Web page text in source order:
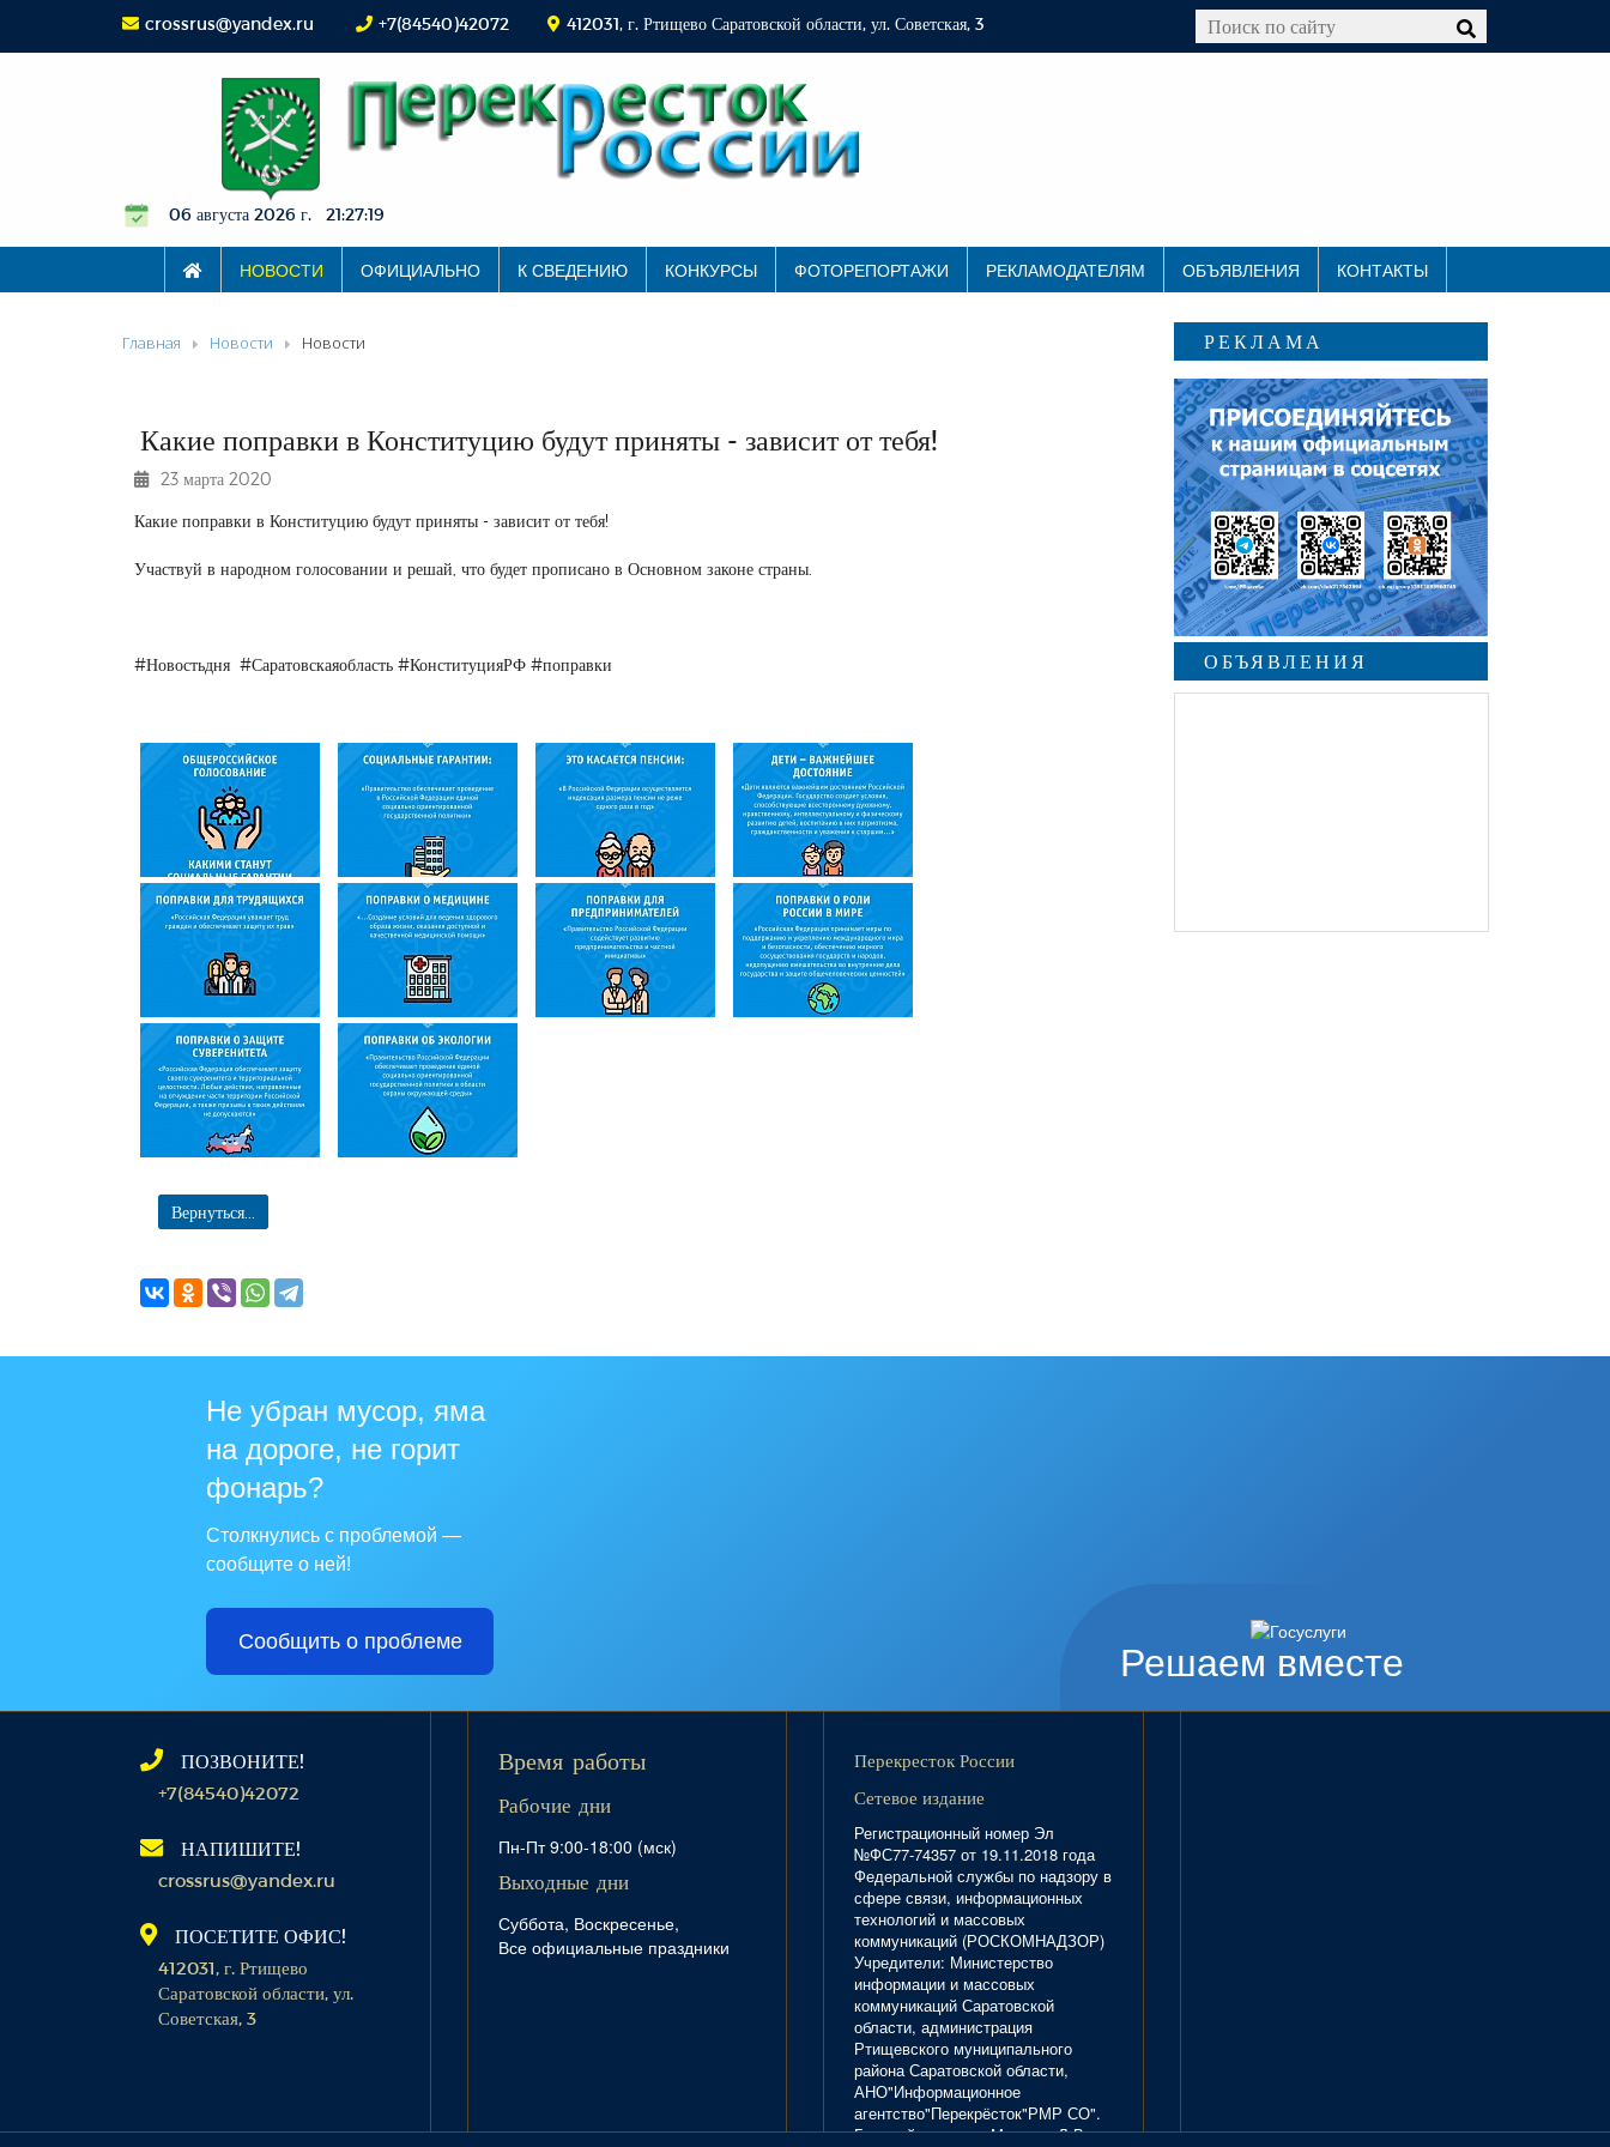
crossrus@yandex.ru +7(84540)42072 412031, г. Ртищево Саратовской области, ул. Советская, 3
06 августа 2026 г. 21:27:19
НОВОСТИ ОФИЦИАЛЬНО К СВЕДЕНИЮ КОНКУРСЫ ФОТОРЕПОРТАЖИ РЕКЛАМОДАТЕЛЯМ ОБЪЯВЛЕНИЯ КОНТАКТЫ
Главная Новости Новости
Какие поправки в Конституцию будут приняты - зависит от тебя!
23 марта 2020
Какие поправки в Конституцию будут приняты - зависит от тебя!
Участвуй в народном голосовании и решай, что будет прописано в Основном законе страны.
#Новостьдня #Саратовскаяобласть #КонституцияРФ #поправки
Вернуться...
РЕКЛАМА
ОБЪЯВЛЕНИЯ
Решаем вместе
Не убран мусор, яма
на дороге, не горит
фонарь?
Столкнулись с проблемой —
сообщите о ней!
Сообщить о проблеме
ПОЗВОНИТЕ!
+7(84540)42072
НАПИШИТЕ!
crossrus@yandex.ru
ПОСЕТИТЕ ОФИС!
412031, г. Ртищево
Саратовской области, ул.
Советская, 3
Время работы
Рабочие дни
Пн-Пт 9:00-18:00 (мск)
Выходные дни
Суббота, Воскресенье,
Все официальные праздники
Перекресток России
Сетевое издание
Регистрационный номер Эл
№ФС77-74357 от 19.11.2018 года
Федеральной службы по надзору в
сфере связи, информационных
технологий и массовых
коммуникаций (РОСКОМНАДЗОР)
Учредители: Министерство
информации и массовых
коммуникаций Саратовской
области, администрация
Ртищевского муниципального
района Саратовской области,
АНО"Информационное
агентство"Перекрёсток"РМР СО".
Главный редактор Маркова Л.В.